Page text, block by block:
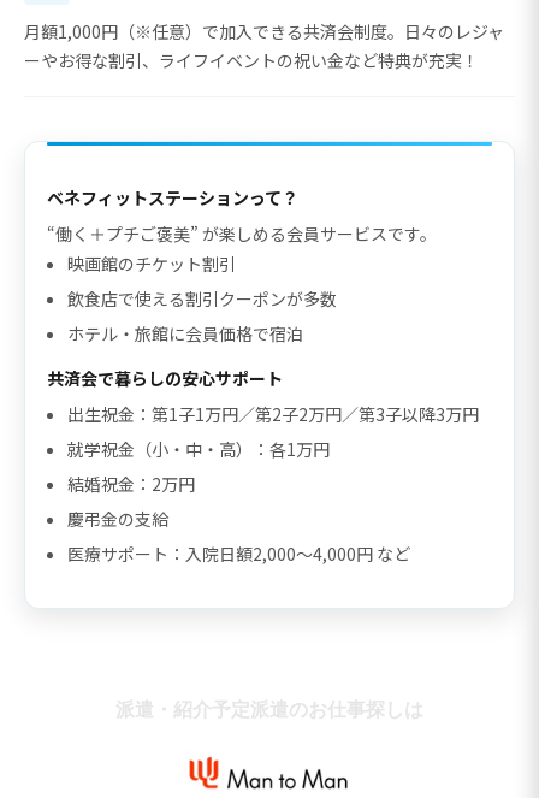
月額1,000円（※任意）で加入できる共済会制度。日々のレジャ
ーやお得な割引、ライフイベントの祝い金など特典が充実！
ベネフィットステーションって？
“働く＋プチご褒美” が楽しめる会員サービスです。
映画館のチケット割引
飲食店で使える割引クーポンが多数
ホテル・旅館に会員価格で宿泊
共済会で暮らしの安心サポート
出生祝金：第1子1万円／第2子2万円／第3子以降3万円
就学祝金（小・中・高）：各1万円
結婚祝金：2万円
慶弔金の支給
医療サポート：入院日額2,000〜4,000円 など
派遣・紹介予定派遣のお仕事探しは